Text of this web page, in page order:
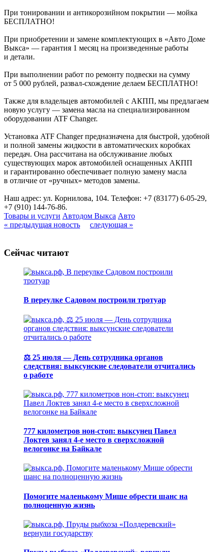
При тонировании и антикорозийном покрытии — мойка
БЕСПЛАТНО!
При приобретении и замене комплектующих в «Авто Доме
Выкса» — гарантия 1 месяц на произведенные работы
и детали.
При выполнении работ по ремонту подвески на сумму
от 5 000 рублей, развал-схождение делаем БЕСПЛАТНО!
Также для владельцев автомобилей с АКПП, мы предлагаем
новую услугу — замена масла на специализированном
оборудовании ATF Changer.
Установка ATF Changer предназначена для быстрой, удобной
и полной замены жидкости в автоматических коробках
передач. Она рассчитана на обслуживание любых
существующих марок автомобилей оснащенных АКПП
и гарантированно обеспечивает полную замену масла
в отличие от «ручных» методов замены.
Наш адрес: ул. Корнилова, 104. Телефон: +7 (83177) 6-05-29,
+7 (910) 144-76-86.
Товары и услуги Автодом Выкса Авто
« предыдущая новость
следующая »
Сейчас читают
В переулке Садовом построили тротуар
⚖️ 25 июля — День сотрудника органов
следствия: выксунские следователи отчитались
о работе
777 километров нон-стоп: выксунец Павел
Локтев занял 4-е место в сверхсложной
велогонке на Байкале
Помогите маленькому Мише обрести шанс на
полноценную жизнь